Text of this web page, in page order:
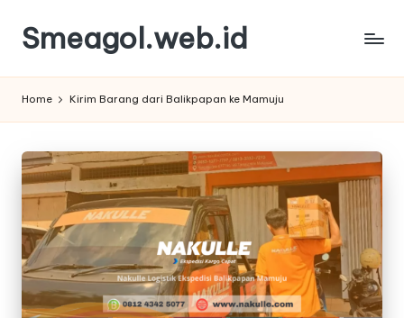
Skip
content
Smeagol.web.id
Informasi
dan
Terpercaya
Home Kirim Barang dari Balikpapan ke Mamuju